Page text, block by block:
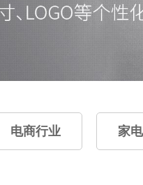
电商行业 家